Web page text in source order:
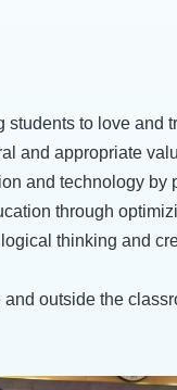
to love and
and appropriate
and technology by
through
thinking and
outside the